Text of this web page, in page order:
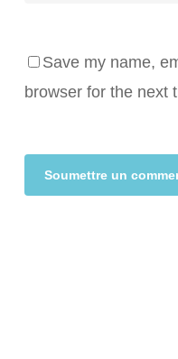
Save my name,
browser for the next